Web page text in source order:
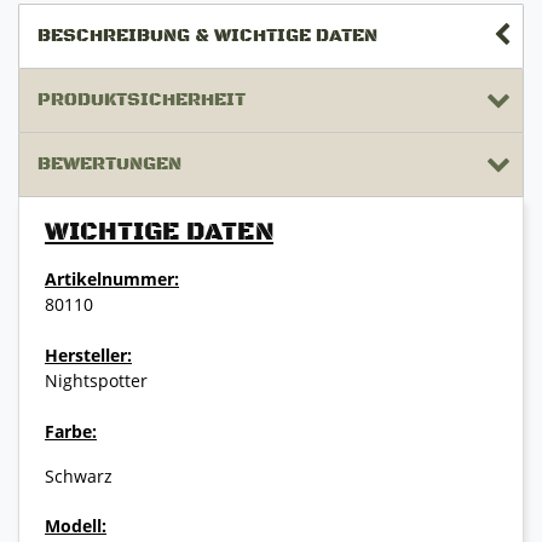
BESCHREIBUNG & WICHTIGE DATEN
PRODUKTSICHERHEIT
BEWERTUNGEN
WICHTIGE DATEN
Artikelnummer:
80110
Hersteller:
Nightspotter
Farbe:
Schwarz
Modell: